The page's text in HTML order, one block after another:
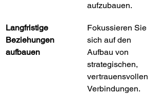
aufzubauen.
Langfristige
Beziehungen
aufbauen
Fokussieren Sie
sich auf den
Aufbau von
strategischen,
vertrauensvollen
Verbindungen.